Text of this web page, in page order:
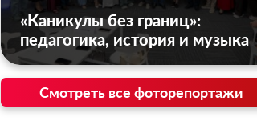
«Каникулы без границ»:
педагогика, история и музыка
Смотреть все фоторепортажи